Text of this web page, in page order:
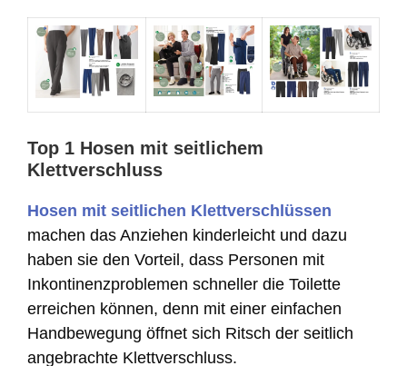
Top 1 Hosen mit seitlichem
Klettverschluss
Hosen mit seitlichen Klettverschlüssen
machen das Anziehen kinderleicht und dazu
haben sie den Vorteil, dass Personen mit
Inkontinenzproblemen schneller die Toilette
erreichen können, denn mit einer einfachen
Handbewegung öffnet sich Ritsch der seitlich
angebrachte Klettverschluss.